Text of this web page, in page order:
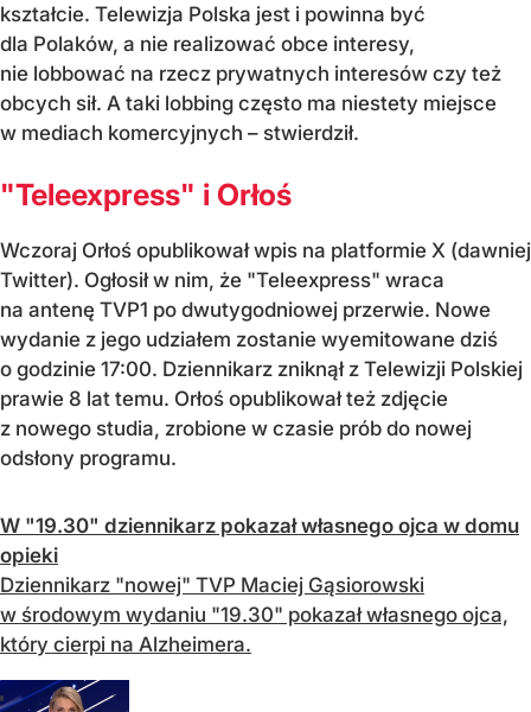
kształcie. Telewizja Polska jest i powinna być
dla Polaków, a nie realizować obce interesy,
nie lobbować na rzecz prywatnych interesów czy też
obcych sił. A taki lobbing często ma niestety miejsce
w mediach komercyjnych – stwierdził.
"Teleexpress" i Orłoś
Wczoraj Orłoś opublikował wpis na platformie X (dawniej
Twitter). Ogłosił w nim, że "Teleexpress" wraca
na antenę TVP1 po dwutygodniowej przerwie. Nowe
wydanie z jego udziałem zostanie wyemitowane dziś
o godzinie 17:00. Dziennikarz zniknął z Telewizji Polskiej
prawie 8 lat temu. Orłoś opublikował też zdjęcie
z nowego studia, zrobione w czasie prób do nowej
odsłony programu.
W "19.30" dziennikarz pokazał własnego ojca w domu
opieki
Dziennikarz "nowej" TVP Maciej Gąsiorowski
w środowym wydaniu "19.30" pokazał własnego ojca,
który cierpi na Alzheimera.